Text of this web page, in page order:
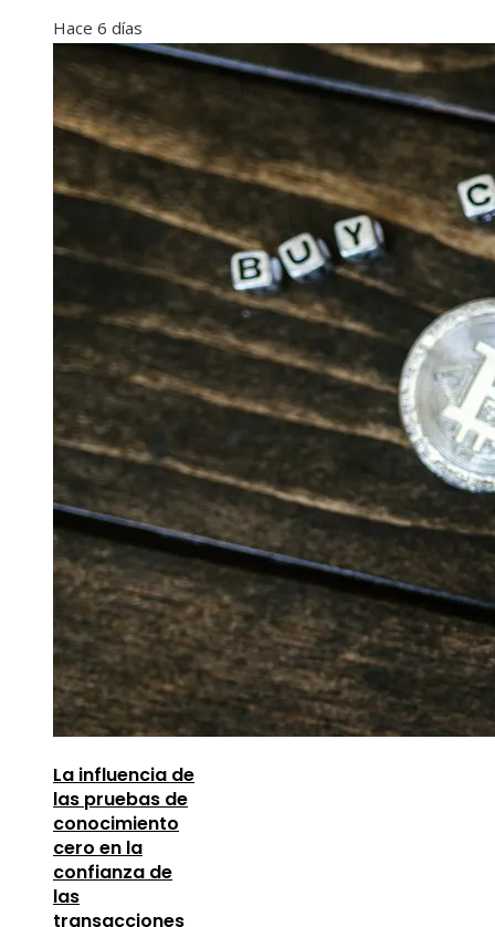
Hace 6 días
La influencia de
las pruebas de
conocimiento
cero en la
confianza de
las
transacciones